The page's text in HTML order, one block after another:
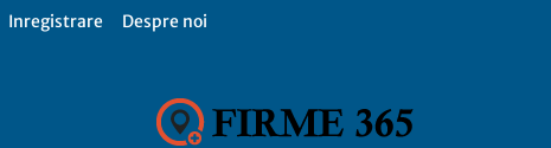
Inregistrare Despre noi